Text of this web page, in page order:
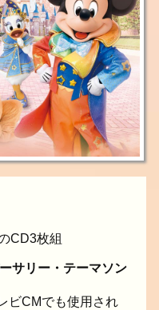
CD3枚組
サリー・テーマソン
ビCMでも使用され